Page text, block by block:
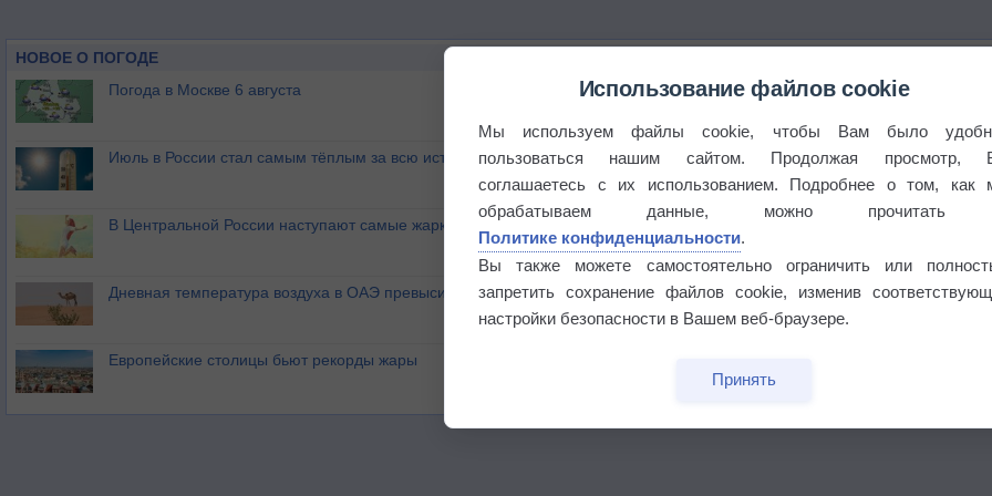
НОВОЕ О ПОГОДЕ
Погода в Москве 6 августа
Июль в России стал самым тёплым за всю историю
В Центральной России наступают самые жаркие дни этого лета
Дневная температура воздуха в ОАЭ превысила +51°
Европейские столицы бьют рекорды жары
Использование файлов cookie
Мы используем файлы cookie, чтобы Вам было
пользоваться нашим сайтом. Продолжая просмотр,
соглашаетесь с их использованием. Подробнее о том, как
обрабатываем данные, можно прочитать
Политике конфиденциальности.
Вы также можете самостоятельно ограничить или
запретить сохранение файлов cookie, изменив
настройки безопасности в Вашем веб-браузере.
Принять